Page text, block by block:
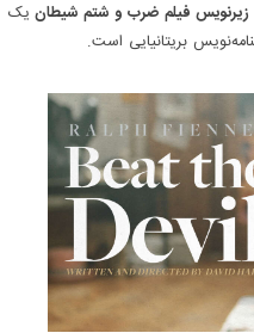
زیرنویس فیلم ضرب و شتم شیطان یک
بریتانیایی است.